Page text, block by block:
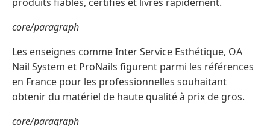
core/paragraph
Les enseignes comme Inter Service Esthétique, OA
Nail System et ProNails figurent parmi les références
en France pour les professionnelles souhaitant
obtenir du matériel de haute qualité à prix de gros.
core/paragraph